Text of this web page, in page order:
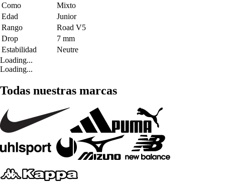
Como
Mixto
Edad
Junior
Rango
Road V5
Drop
7 mm
Estabilidad
Neutre
Loading...
Loading...
Todas nuestras marcas